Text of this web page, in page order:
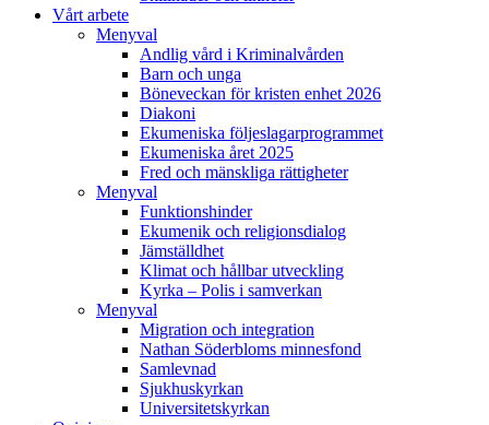
Vårt arbete
Menyval
Andlig vård i Kriminalvården
Barn och unga
Böneveckan för kristen enhet 2026
Diakoni
Ekumeniska följeslagarprogrammet
Ekumeniska året 2025
Fred och mänskliga rättigheter
Menyval
Funktionshinder
Ekumenik och religionsdialog
Jämställdhet
Klimat och hållbar utveckling
Kyrka – Polis i samverkan
Menyval
Migration och integration
Nathan Söderbloms minnesfond
Samlevnad
Sjukhuskyrkan
Universitetskyrkan